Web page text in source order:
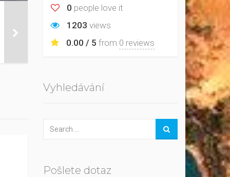
0 people love it
1203 views
0.00 / 5 from 0 reviews
Vyhledávání
Pošlete dotaz